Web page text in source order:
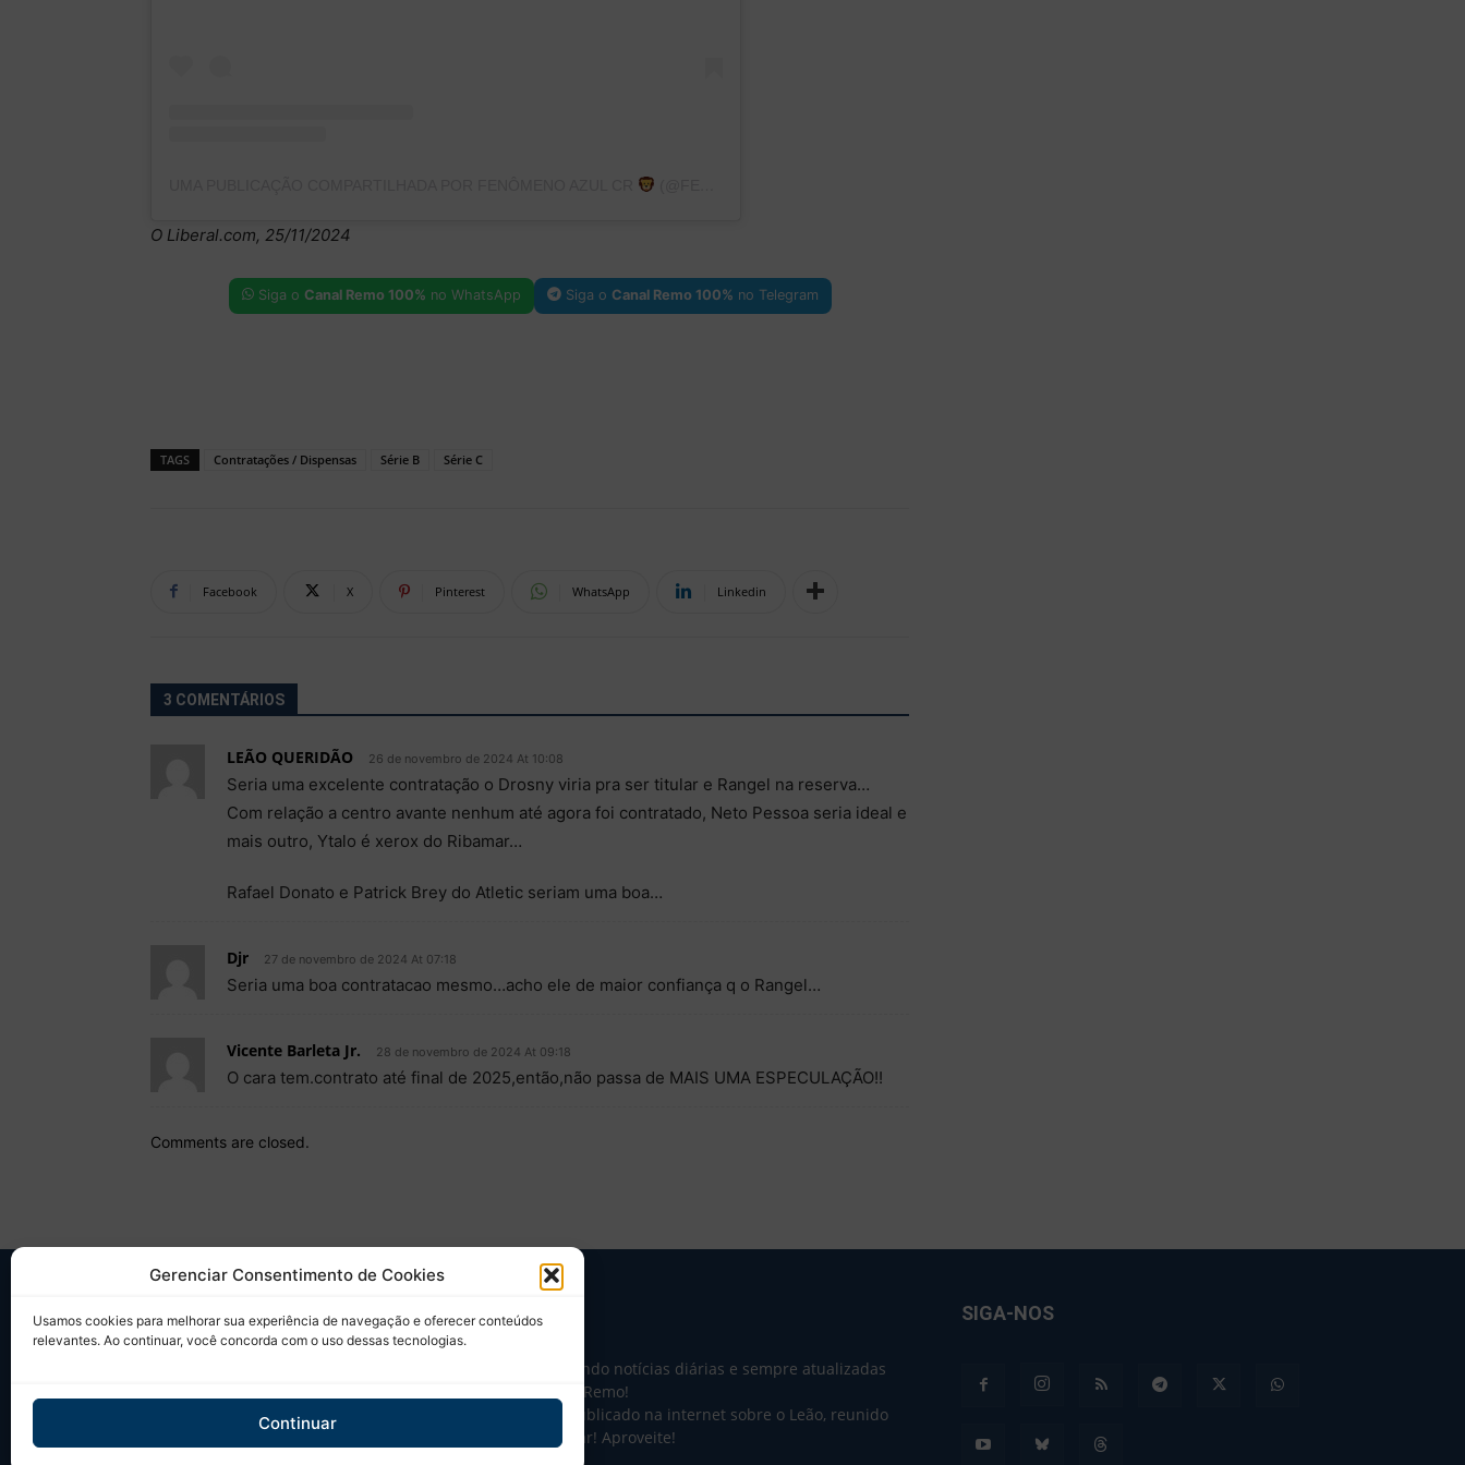
Gerenciar Consentimento de Cookies
Usamos cookies para melhorar sua experiência de navegação e oferecer conteúdos
relevantes. Ao continuar, você concorda com o uso dessas tecnologias.
Continuar
O Liberal.com, 25/11/2024
Siga o Canal Remo 100% no WhatsApp Siga o Canal Remo 100% no Telegram
TAGS Contratações / Dispensas Série B Série C
Facebook X Pinterest WhatsApp Linkedin
3 COMENTÁRIOS
LEÃO QUERIDÃO 26 de novembro de 2024 At 10:08
Seria uma excelente contratação o Drosny viria pra ser titular e Rangel na reserva…
Com relação a centro avante nenhum até agora foi contratado, Neto Pessoa seria ideal e
mais outro, Ytalo é xerox do Ribamar…
Rafael Donato e Patrick Brey do Atletic seriam uma boa…
Djr 27 de novembro de 2024 At 07:18
Seria uma boa contratacao mesmo…acho ele de maior confiança q o Rangel…
Vicente Barleta Jr. 28 de novembro de 2024 At 09:18
O cara tem.contrato até final de 2025,então,não passa de MAIS UMA ESPECULAÇÃO!!
Comments are closed.
SOBRE NÓS
Desde 2004 trazendo notícias diárias e sempre atualizadas
sobre o Clube do Remo!
Tudo o que sai publicado na internet sobre o Leão, reunido
em um único lugar! Aproveite!
SIGA-NOS